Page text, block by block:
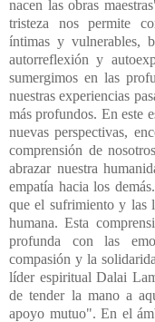
nacen las obras
tristeza nos permite
íntimas y vulnerables,
autorreflexión y
sumergimos en las
nuestras experiencias
más profundos. En este
nuevas perspectivas,
comprensión de
abrazar nuestra
empatía hacia los
que el sufrimiento y las
humana. Esta
profunda con las
compasión y la
líder espiritual Dalai
de tender la mano a
apoyo mutuo". En el